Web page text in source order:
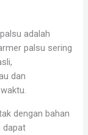
adalah
palsu sering
dan
dengan bahan
dapat